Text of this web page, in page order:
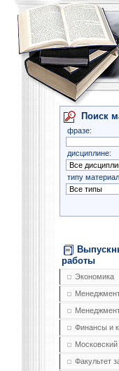
Поиск
фразе:
дисциплине:
типу
работы
Экономика
Финансы и
Факультет